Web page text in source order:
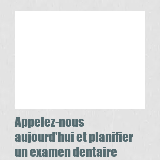
Appelez-nous
aujourd'hui et planifier
un examen dentaire